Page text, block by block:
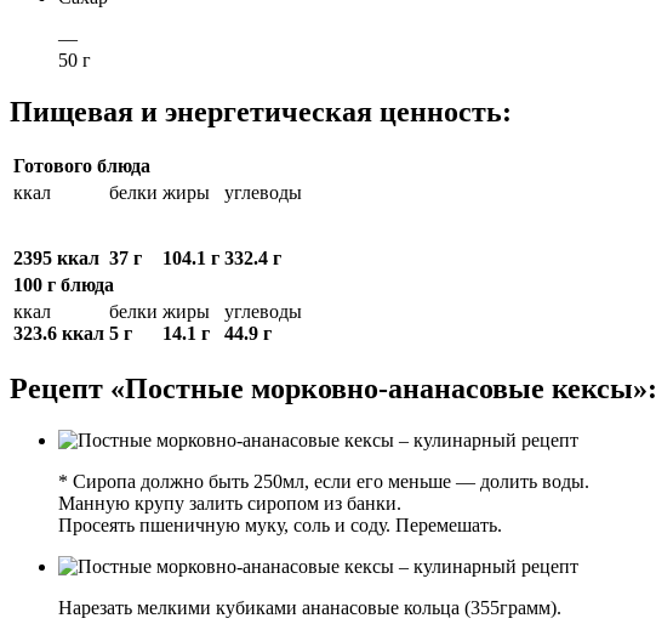
—
50 г
Пищевая и энергетическая ценность:
Готового блюда
ккал
2395 ккал
белки
37 г
жиры
104.1 г
углеводы
332.4 г
100 г блюда
ккал
323.6 ккал
белки
5 г
жиры
14.1 г
углеводы
44.9 г
Рецепт «Постные морковно-ананасовые кексы»:
* Сиропа должно быть 250мл, если его меньше — долить воды.
Манную крупу залить сиропом из банки.
Просеять пшеничную муку, соль и соду. Перемешать.
Нарезать мелкими кубиками ананасовые кольца (355грамм).